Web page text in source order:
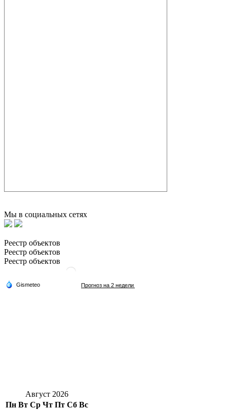
Мы в социальных сетях
Реестр объектов
Реестр объектов
Реестр объектов
Август 2026
Пн Вт Ср Чт Пт Сб Вс